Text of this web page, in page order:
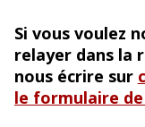
Si vous voulez
relayer dans la
nous écrire sur
le formulaire